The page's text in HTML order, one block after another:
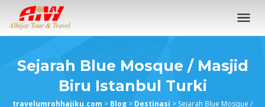
Loncat
konten
Sejarah Blue Mosque / Masjid
Biru Istanbul Turki
travelumrohhajiku.com > Blog > Destinasi > Sejarah Blue Mosque /